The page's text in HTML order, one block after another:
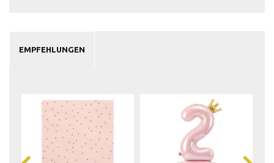
EMPFEHLUNGEN